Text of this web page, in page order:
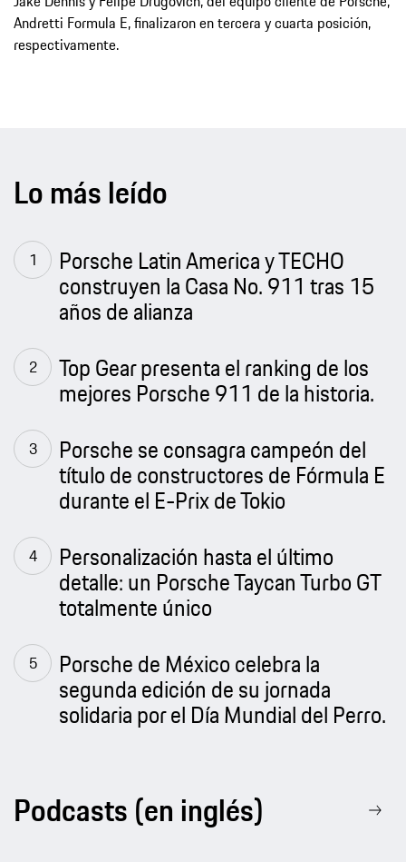
Andretti Formula E, finalizaron en tercera y cuarta posición,
respectivamente.
Lo más leído
Porsche Latin America y TECHO
construyen la Casa No. 911 tras 15
años de alianza
Top Gear presenta el ranking de los
mejores Porsche 911 de la historia.
Porsche se consagra campeón del
título de constructores de Fórmula E
durante el E-Prix de Tokio
Personalización hasta el último
detalle: un Porsche Taycan Turbo GT
totalmente único
Porsche de México celebra la
segunda edición de su jornada
solidaria por el Día Mundial del Perro.
Podcasts (en inglés)